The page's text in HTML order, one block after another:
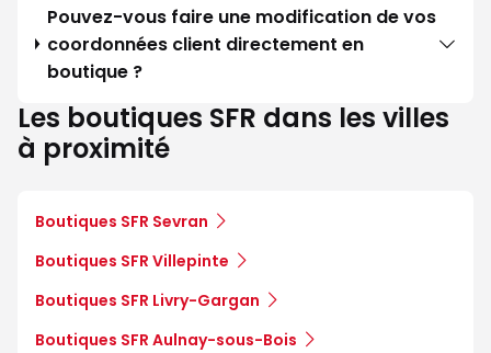
Pouvez-vous faire une modification de vos
coordonnées client directement en
boutique ?
Les boutiques SFR dans les villes
à proximité
Boutiques SFR Sevran
Boutiques SFR Villepinte
Boutiques SFR Livry-Gargan
Boutiques SFR Aulnay-sous-Bois